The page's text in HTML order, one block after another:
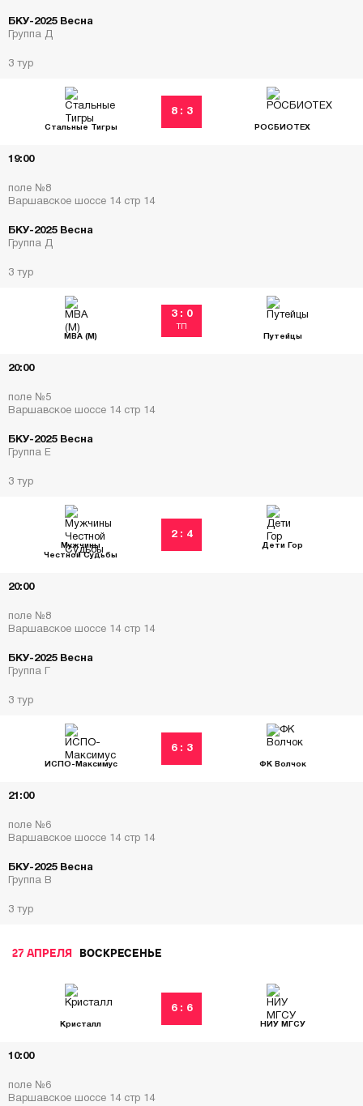
3 тур
БКУ-2025 Весна
Группа Д
19:00
поле №8
Варшавское шоссе 14 стр 14
3 тур
Стальные Тигры
8 : 3
РОСБИОТЕХ
БКУ-2025 Весна
Группа Д
20:00
поле №5
Варшавское шоссе 14 стр 14
3 тур
МВА (М)
3 : 0
Путейцы
БКУ-2025 Весна
Группа Е
20:00
поле №8
Варшавское шоссе 14 стр 14
3 тур
Мужчины
Честной Судьбы
2 : 4
Дети Гор
БКУ-2025 Весна
Группа Г
21:00
поле №6
Варшавское шоссе 14 стр 14
3 тур
ИСПО-Максимус
6 : 3
ФК Волчок
БКУ-2025 Весна
Группа В
27 АПРЕЛЯ ВОСКРЕСЕНЬЕ
10:00
поле №6
Варшавское шоссе 14 стр 14
Кристалл
6 : 6
НИУ МГСУ